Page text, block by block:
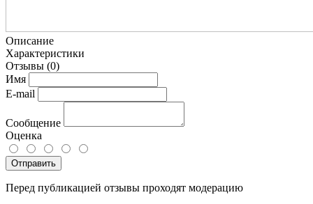
Описание
Характеристики
Отзывы (0)
Имя
E-mail
Сообщение
Оценка
Отправить
Перед публикацией отзывы проходят модерацию